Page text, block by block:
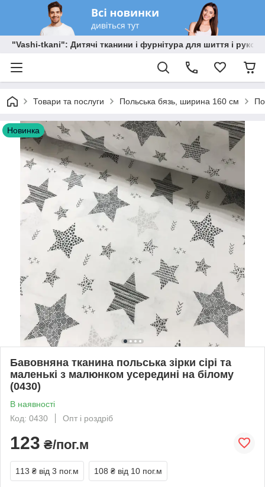
"Vashi-tkani": Дитячі тканини і фурнітура для шиття і
Товари та послуги Польська бязь, ширина 160 см
Новинка
Бавовняна тканина польська зірки сірі та
маленькі з малюнком усередині на білому
(0430)
В наявності
Код: 0430
Опт і роздріб
123 ₴/пог.м
113 ₴ від 3 пог.м 108 ₴ від 10 пог.м